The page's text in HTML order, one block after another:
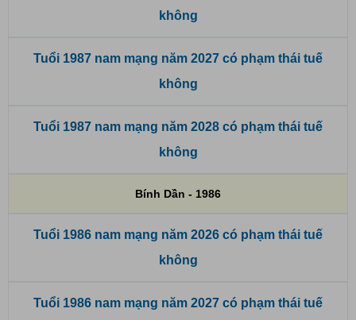
không
Tuổi 1987 nam mạng năm 2027 có phạm thái tuế
không
Tuổi 1987 nam mạng năm 2028 có phạm thái tuế
không
Bính Dần - 1986
Tuổi 1986 nam mạng năm 2026 có phạm thái tuế
không
Tuổi 1986 nam mạng năm 2027 có phạm thái tuế